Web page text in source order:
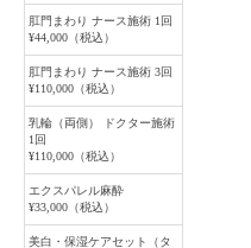
肛門まわり ナース施術 1回
¥44,000（税込）
肛門まわり ナース施術 3回
¥110,000（税込）
乳輪（両側） ドクター施術
1回
¥110,000（税込）
エクスパレル麻酔
¥33,000（税込）
美白・保湿ケアセット（タ